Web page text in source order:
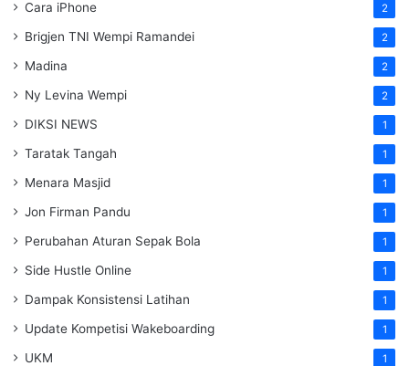
Cara iPhone 2
Brigjen TNI Wempi Ramandei 2
Madina 2
Ny Levina Wempi 2
DIKSI NEWS 1
Taratak Tangah 1
Menara Masjid 1
Jon Firman Pandu 1
Perubahan Aturan Sepak Bola 1
Side Hustle Online 1
Dampak Konsistensi Latihan 1
Update Kompetisi Wakeboarding 1
UKM 1